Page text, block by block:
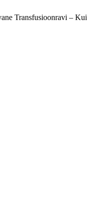
Transfusioonravi –